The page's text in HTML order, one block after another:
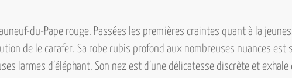
du-Pape rouge. Passées les premières craintes quant à la
de le carafer. Sa robe rubis profond aux nombreuses nuances est
larmes d’éléphant. Son nez est d’une délicatesse discrète et